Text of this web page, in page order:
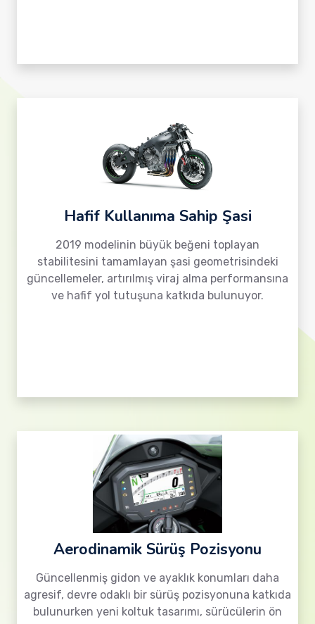
Hafif Kullanıma Sahip Şasi
2019 modelinin büyük beğeni toplayan
stabilitesini tamamlayan şasi geometrisindeki
güncellemeler, artırılmış viraj alma performansına
ve hafif yol tutuşuna katkıda bulunuyor.
Aerodinamik Sürüş Pozisyonu
Güncellenmiş gidon ve ayaklık konumları daha
agresif, devre odaklı bir sürüş pozisyonuna katkıda
bulunurken yeni koltuk tasarımı, sürücülerin ön